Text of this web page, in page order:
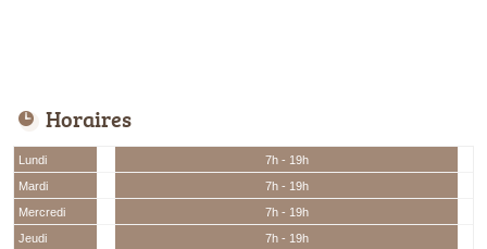
Horaires
Lundi
7h - 19h
Mardi
7h - 19h
Mercredi
7h - 19h
Jeudi
7h - 19h